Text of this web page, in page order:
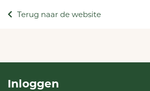
Terug naar de website
Inloggen